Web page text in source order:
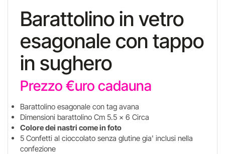
Barattolino in vetro
esagonale con tappo
in sughero
Prezzo €uro cadauna
Barattolino esagonale con tag avana
Dimensioni barattolino Cm 5.5 x 6 Circa
Colore dei nastri come in foto
5 Confetti al cioccolato senza glutine gia' inclusi nella
confezione